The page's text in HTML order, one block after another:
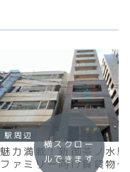
駅周辺
魅力満載！新御茶ノ水
ファミリー向け賃貸物件
横スクロー
ルできます